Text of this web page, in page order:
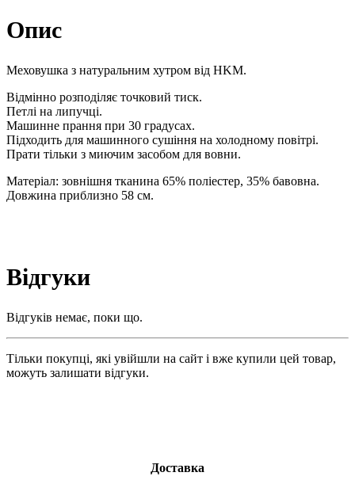
Опис
Меховушка з натуральним хутром від HKM.
Відмінно розподіляє точковий тиск.
Петлі на липучці.
Машинне прання при 30 градусах.
Підходить для машинного сушіння на холодному повітрі.
Прати тільки з миючим засобом для вовни.
Матеріал: зовнішня тканина 65% поліестер, 35% бавовна.
Довжина приблизно 58 см.
Відгуки
Відгуків немає, поки що.
Тільки покупці, які увійшли на сайт і вже купили цей товар,
можуть залишати відгуки.
Доставка